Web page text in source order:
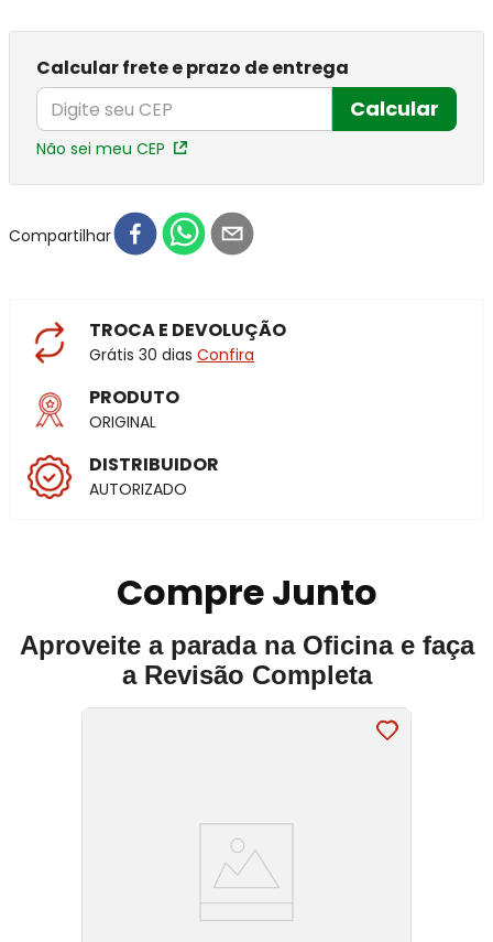
Calcular frete e prazo de entrega
Calcular
Não sei meu CEP
Compartilhar
TROCA E DEVOLUÇÃO
Grátis 30 dias Confira
PRODUTO
ORIGINAL
DISTRIBUIDOR
AUTORIZADO
Compre Junto
Aproveite a parada na Oficina e faça
a Revisão Completa